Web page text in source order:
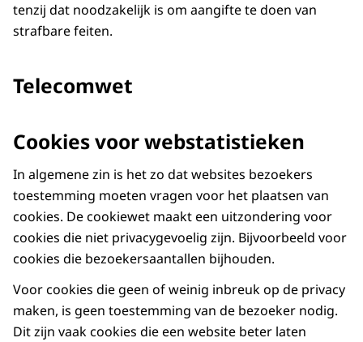
tenzij dat noodzakelijk is om aangifte te doen van
strafbare feiten.
Telecomwet
Cookies voor webstatistieken
In algemene zin is het zo dat websites bezoekers
toestemming moeten vragen voor het plaatsen van
cookies. De cookiewet maakt een uitzondering voor
cookies die niet privacygevoelig zijn. Bijvoorbeeld voor
cookies die bezoekersaantallen bijhouden.
Voor cookies die geen of weinig inbreuk op de privacy
maken, is geen toestemming van de bezoeker nodig.
Dit zijn vaak cookies die een website beter laten